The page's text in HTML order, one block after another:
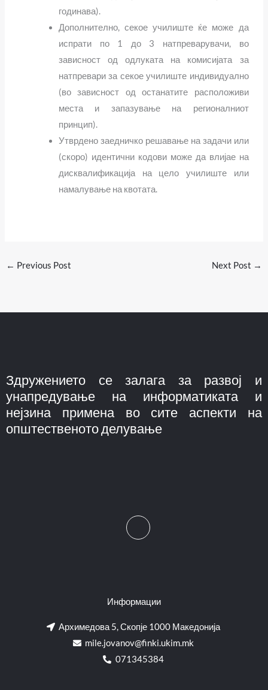
годинава).
Дополнително, секое училиште ќе може да
испрати по 1 до 3 натпреварувачи, во
зависност од одлуката на комисијата за
натпревари за секое училиште индивидуално
(во зависност од останатите расположиви
места и запазување на регионалниот
принцип).
Утврдено заедничко решавање на задачи или
(скоро) идентични кодови може да влијае на
дисквалификација на цело училиште или
намалување на квотата.
← Previous Post Next Post →
Здружението се залага за развој и
унапредување на информатиката и
нејзина примена во сите аспекти на
општественото делување
Информации
Архимедова 5, Скопје 1000 Македонија
mile.jovanov@finki.ukim.mk​
071345384